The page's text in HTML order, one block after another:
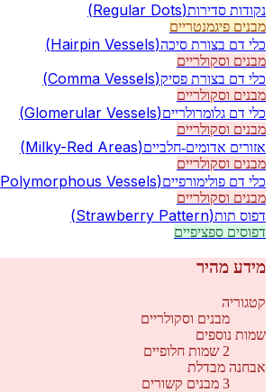
נקודות סדירות (Regular Dots)
מבנים פיגמנטריים
כלי דם בצורת סיכה
(Hairpin Vessels)
מבנים וסקולריים
כלי דם בצורת פסיק
(Comma Vessels)
מבנים וסקולריים
כלי דם גלומרולריים
(Glomerular Vessels)
מבנים וסקולריים
אזורים אדומים-חלביים
(Milky-Red Areas)
מבנים וסקולריים
כלי דם פולימורפיים Polymorphous Vessels)
מבנים וסקולריים
דפוס תות
(Strawberry Pattern)
דפוסים ספציפיים
מידע מהיר
קטגוריה
מבנים וסקולריים
שמות נוספים
2 שמות חלופיים
אבחנה מבדלת
3 מבנים קשורים